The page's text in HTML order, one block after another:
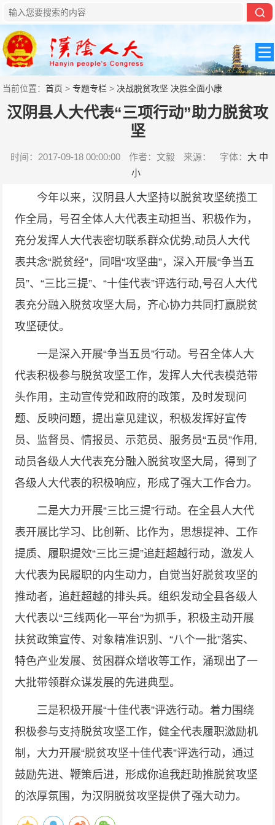
当前位置：首页 >专题专栏 > 决战脱贫攻坚 决胜全面小康
汉阴县人大代表“三项行动”助力脱贫攻
坚
时间：2017-09-18 00:00:00 作者：文毅 来源： 字体： 大 中
小
今年以来，汉阴县人大坚持以脱贫攻坚统揽工
作全局，号召全体人大代表主动担当、积极作为，
充分发挥人大代表密切联系群众优势,动员人大代
表共念“脱贫经”，同唱“攻坚曲”，深入开展“争当五
员”、“三比三提”、“十佳代表”评选行动,号召人大代
表充分融入脱贫攻坚大局，齐心协力共同打赢脱贫
攻坚硬仗。
一是深入开展“争当五员”行动。号召全体人大
代表积极参与脱贫攻坚工作，发挥人大代表模范带
头作用，主动宣传党和政府的政策，及时发现问
题、反映问题，提出意见建议，积极发挥好宣传
员、监督员、情报员、示范员、服务员“五员”作用,
动员各级人大代表充分融入脱贫攻坚大局，得到了
各级人大代表的积极响应，形成了强大工作合力。
二是大力开展“三比三提”行动。在全县人大代
表开展比学习、比创新、比作为，思想提神、工作
提质、履职提效“三比三提”追赶超越行动，激发人
大代表为民履职的内生动力，自觉当好脱贫攻坚的
推动者，追赶超越的排头兵。组织发动全县各级人
大代表以“三线两化一平台”为抓手，积极主动开展
扶贫政策宣传、对象精准识别、“八个一批”落实、
特色产业发展、贫困群众增收等工作，涌现出了一
大批带领群众谋发展的先进典型。
三是积极开展“十佳代表”评选行动。着力围绕
积极参与支持脱贫攻坚工作，健全代表履职激励机
制，大力开展“脱贫攻坚十佳代表”评选行动，通过
鼓励先进、鞭策后进，形成你追我赶助推脱贫攻坚
的浓厚氛围，为汉阴脱贫攻坚提供了强大动力。